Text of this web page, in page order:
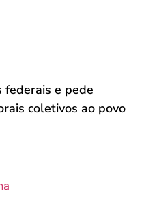
federais e pede
coletivos ao povo